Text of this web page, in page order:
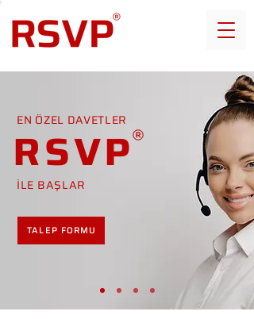
EN ÖZEL DAVETLER
RSVP
İLE BAŞLAR
TALEP FORMU